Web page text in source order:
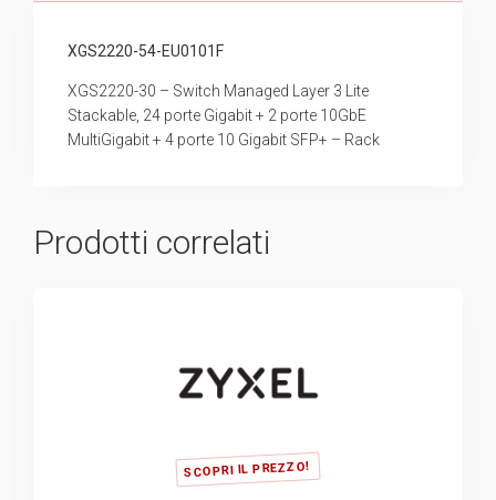
XGS2220-54-EU0101F
XGS2220-30 – Switch Managed Layer 3 Lite
Stackable, 24 porte Gigabit + 2 porte 10GbE
MultiGigabit + 4 porte 10 Gigabit SFP+ – Rack
Prodotti correlati
SCOPRI IL PREZZO!